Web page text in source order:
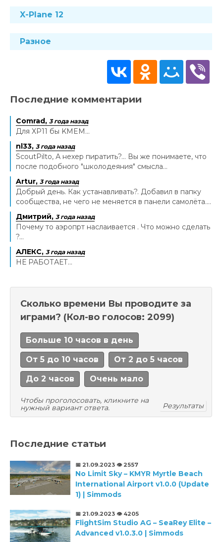
X-Plane 12
Разное
Последние комментарии
Comrad, 3 года назад
Для XP11 бы KMEM...
nl33, 3 года назад
ScoutPilto, А нехер пиратить?... Вы же понимаете, что
после подобного "школодеяния" смысла...
Artur, 3 года назад
Добрый день. Как устанавливать?. Добавил в папку
сообщества, не чего не меняется в панели самолёта....
Дмитрий, 3 года назад
Почему то аэропрт наслаивается . Что можно сделать
?...
АЛЕКС, 3 года назад
НЕ РАБОТАЕТ...
Сколько времени Вы проводите за
играми? (Кол-во голосов: 2099)
Больше 10 часов в день
От 5 до 10 часов От 2 до 5 часов
До 2 часов Очень мало
Чтобы проголосовать, кликните на
нужный вариант ответа.
Результаты
Последние статьи
📅 21.09.2023 👁️ 2557
No Limit Sky – KMYR Myrtle Beach
International Airport v1.0.0 (Update
1) | Simmods
📅 21.09.2023 👁️ 4205
FlightSim Studio AG – SeaRey Elite –
Advanced v1.0.3.0 | Simmods